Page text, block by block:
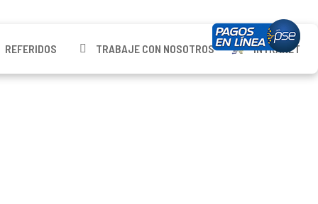
REFERIDOS TRABAJE CON NOSOTROS INTRANET